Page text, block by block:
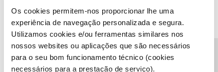
Os cookies permitem-nos proporcionar lhe uma
experiência de navegação personalizada e segura.
Utilizamos cookies e/ou ferramentas similares nos
nossos websites ou aplicações que são necessários
para o seu bom funcionamento técnico (cookies
necessários para a prestação de serviço).
Qualidade do vídeo Boa Melhor Superior
Resolução 720p 1080p 4K+HDR